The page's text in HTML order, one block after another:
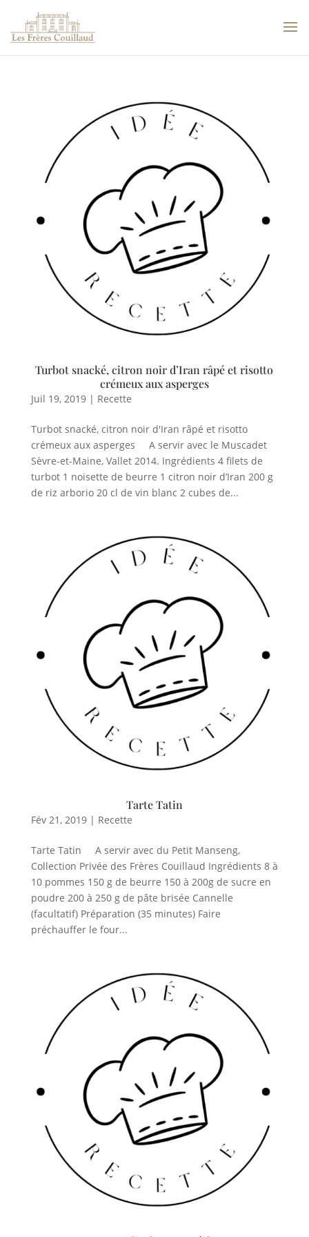
Turbot snacké, citron noir d’Iran râpé et risotto
crémeux aux asperges
Juil 19, 2019| Recette
Turbot snacké, citron noir d'Iran râpé et risotto
crémeux aux asperges A servir avec le Muscadet
Sèvre-et-Maine, Vallet 2014. Ingrédients 4 filets de
turbot 1 noisette de beurre 1 citron noir d’Iran 200 g
de riz arborio 20 cl de vin blanc 2 cubes de...
Tarte Tatin
Fév 21, 2019| Recette
Tarte Tatin A servir avec du Petit Manseng,
Collection Privée des Frères Couillaud Ingrédients 8 à
10 pommes 150 g de beurre 150 à 200g de sucre en
poudre 200 à 250 g de pâte brisée Cannelle
(facultatif) Préparation (35 minutes) Faire
préchauffer le four...